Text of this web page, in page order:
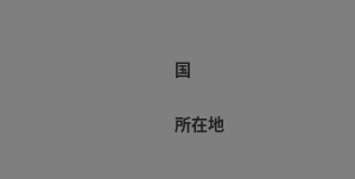
国
所在地